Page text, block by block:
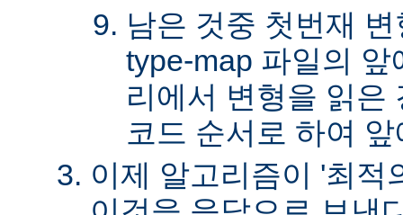
남은 것중 첫번재
type-map 파일의
리에서 변형을 읽은
코드 순서로 하여
이제 알고리즘이 '최적